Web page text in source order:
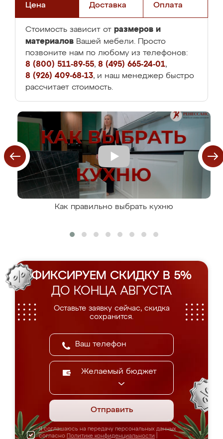
Цена Доставка Оплата
Стоимость зависит от размеров и
материалов Вашей мебели. Просто
позвоните нам по любому из телефонов:
8 (800) 511-89-55, 8 (495) 665-24-01,
8 (926) 409-68-13, и наш менеджер быстро
рассчитает стоимость.
Как правильно выбрать кухню
ФИКСИРУЕМ СКИДКУ В 5%
ДО КОНЦА АВГУСТА
Оставьте заявку сейчас, скидка
сохранится.
Желаемый бюджет
Отправить
Я соглашаюсь на передачу персональных данных
согласно Политике конфиденциальности